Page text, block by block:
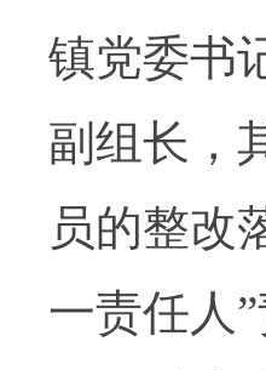
镇党委书
副组长，
员的整改
一责任人”